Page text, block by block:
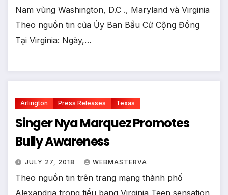
Nam vùng Washington, D.C ., Maryland và Virginia
Theo nguồn tin của Ủy Ban Bầu Cử Cộng Đồng
Tại Virginia: Ngày,…
Arlington Press Releases Texas
Singer Nya Marquez Promotes
Bully Awareness
JULY 27, 2018 WEBMASTERVA
Theo nguồn tin trên trang mạng thành phố